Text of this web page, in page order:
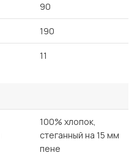
90
190
11
100% хлопок,
стеганный на 15 мм
пене